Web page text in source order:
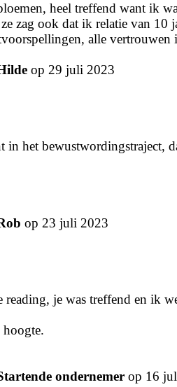
heel treffend want ik
zag ook dat ik relatie van
alle
op 29 juli 2023
in het
op 23 juli 2023
je was treffend en ik
ondernemer op 16